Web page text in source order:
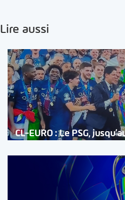
Lire aussi
CL-EURO : Le PSG,